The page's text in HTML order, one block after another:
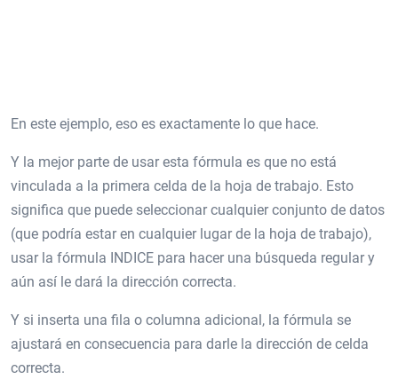
En este ejemplo, eso es exactamente lo que hace.
Y la mejor parte de usar esta fórmula es que no está
vinculada a la primera celda de la hoja de trabajo. Esto
significa que puede seleccionar cualquier conjunto de datos
(que podría estar en cualquier lugar de la hoja de trabajo),
usar la fórmula INDICE para hacer una búsqueda regular y
aún así le dará la dirección correcta.
Y si inserta una fila o columna adicional, la fórmula se
ajustará en consecuencia para darle la dirección de celda
correcta.